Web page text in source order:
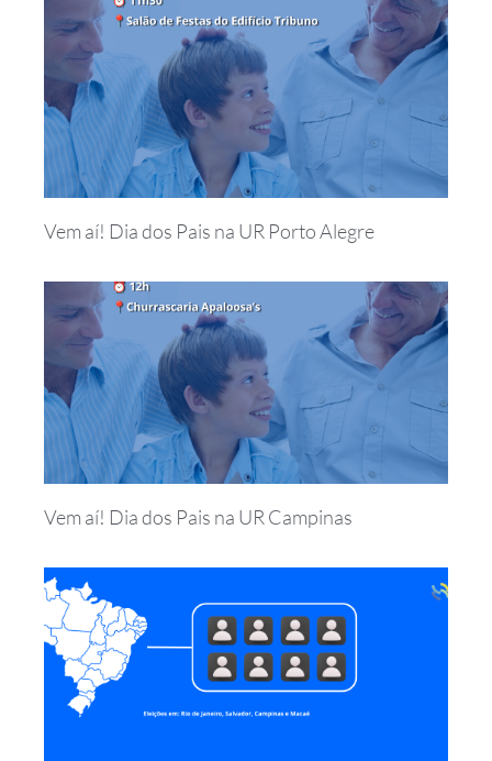
Vem aí! Dia dos Pais na UR Porto Alegre
Vem aí! Dia dos Pais na UR Campinas